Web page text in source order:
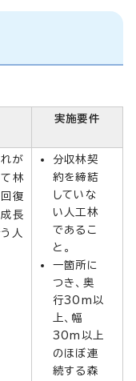
実施要件
が
林
復
長
人
分収林契
約を締結
していな
い人工林
であるこ
と。
一箇所に
つき、奥
行30m以
上、幅
30m以上
のほぼ連
続する森